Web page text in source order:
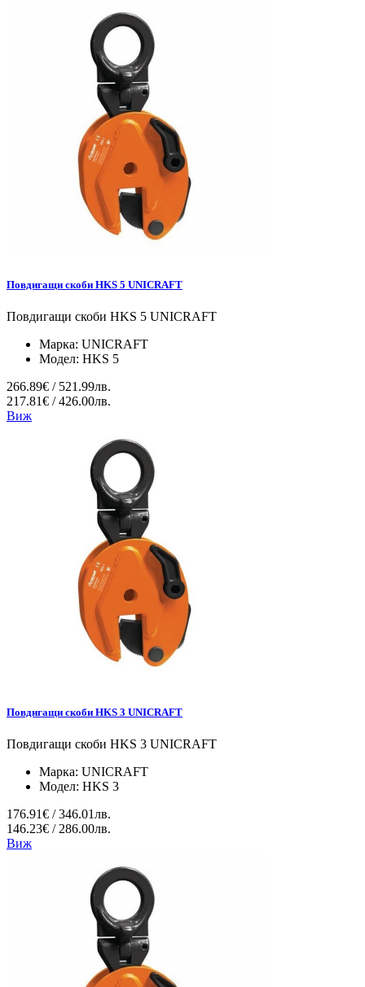
Повдигащи скоби HKS 5 UNICRAFT
Повдигащи скоби HKS 5 UNICRAFT
Марка: UNICRAFT
Модел: HKS 5
266.89€ / 521.99лв.
217.81€ / 426.00лв.
Виж
Повдигащи скоби HKS 3 UNICRAFT
Повдигащи скоби HKS 3 UNICRAFT
Марка: UNICRAFT
Модел: HKS 3
176.91€ / 346.01лв.
146.23€ / 286.00лв.
Виж